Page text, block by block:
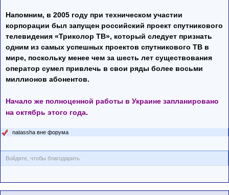
Напомним, в 2005 году при техническом участии
корпорации был запущен российский проект спутникового
телевидения «Триколор ТВ», который следует признать
одним из самых успешных проектов спутникового ТВ в
мире, поскольку менее чем за шесть лет существования
оператор сумел привлечь в свои ряды более восьми
миллионов абонентов.
Начало же полноценной работы в Украине запланировано
на октябрь этого года.
natassha вне форума
Войдите, чтобы благодарить